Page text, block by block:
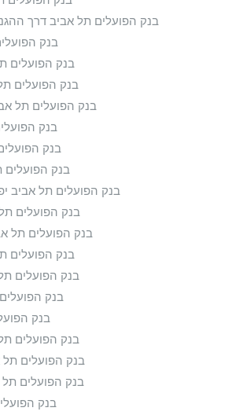
בנק הפועלים תל אביב דרך
בנק
בנק הפועלים
בנק הפועלים
בנק הפועלים תל
בנק
בנק
בנק הפועלים
בנק הפועלים תל אביב
בנק הפועלים
בנק הפועלים תל
בנק הפועלים
בנק הפועלים
בנק
בנק
בנק הפועלים תל
בנק הפועלים
בנק הפועלים
בנק